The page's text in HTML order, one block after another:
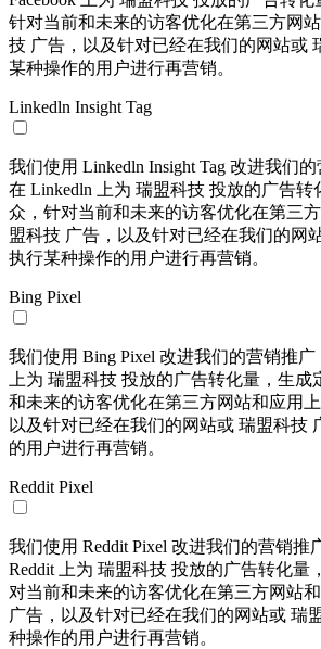
针对当前和未来的访客优化在第三方网
技 广告，以及针对已经在我们的网站或
某种操作的用户进行再营销。
Linkedln Insight Tag
我们使用 Linkedln Insight Tag 改进我们
在 Linkedln 上为 瑞盟科技 投放的广告转
众，针对当前和未来的访客优化在第三
盟科技 广告，以及针对已经在我们的网
执行某种操作的用户进行再营销。
Bing Pixel
我们使用 Bing Pixel 改进我们的营销推
上为 瑞盟科技 投放的广告转化量，生
和未来的访客优化在第三方网站和应用
以及针对已经在我们的网站或 瑞盟科技
的用户进行再营销。
Reddit Pixel
我们使用 Reddit Pixel 改进我们的营销推
Reddit 上为 瑞盟科技 投放的广告转化量
对当前和未来的访客优化在第三方网站
广告，以及针对已经在我们的网站或 瑞
种操作的用户进行再营销。